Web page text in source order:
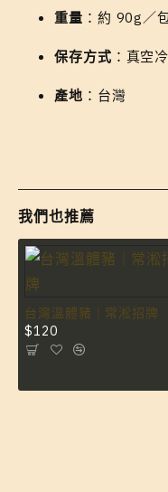
重量 ：約 90g／
保存方式 ：真空
產地 ：台灣
我們也推薦
台灣溫體豬｜常淞招牌
$120